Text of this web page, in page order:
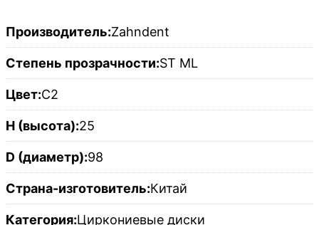
Производитель:Zahndent
Степень прозрачности:ST ML
Цвет:C2
H (высота):25
D (диаметр):98
Страна-изготовитель:Китай
Категория:Циркониевые диски